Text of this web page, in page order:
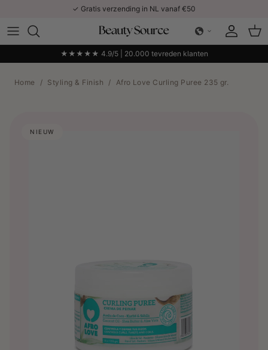
✓ Gratis verzending in NL vanaf €50
Account
★★★★★ 4.9/5 | 20.000 tevreden klanten
Home / Styling & Finish / Afro Love Curling Puree 235 gr.
NIEUW